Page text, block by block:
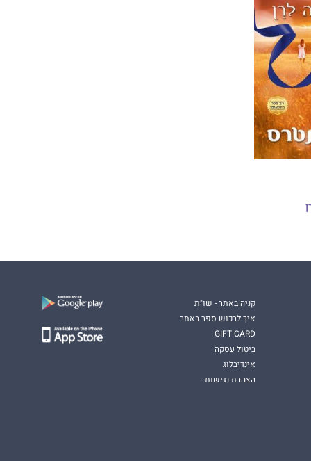
קניה באתר - שו"ת
איך לרכוש ספר באתר
GIFT CARD
ביטול עסקה
אינדיבלוג
הצהרת נגישות